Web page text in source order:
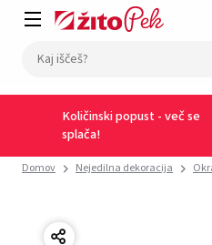
Količinski popust - več se
splača!
Domov Nejedilna dekoracija